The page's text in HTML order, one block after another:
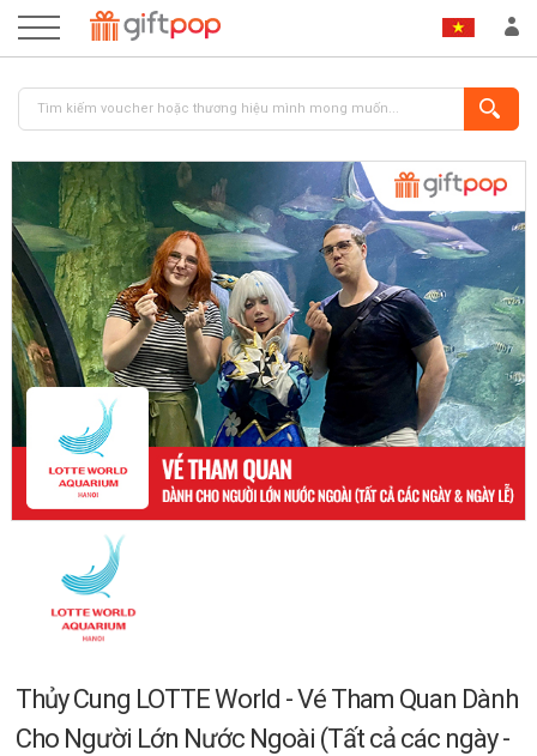
ĐĂNG NHẬP ĐĂNG KÝ
Thủy Cung LOTTE World - Vé Tham Quan Dành
Cho Người Lớn Nước Ngoài (Tất cả các ngày -